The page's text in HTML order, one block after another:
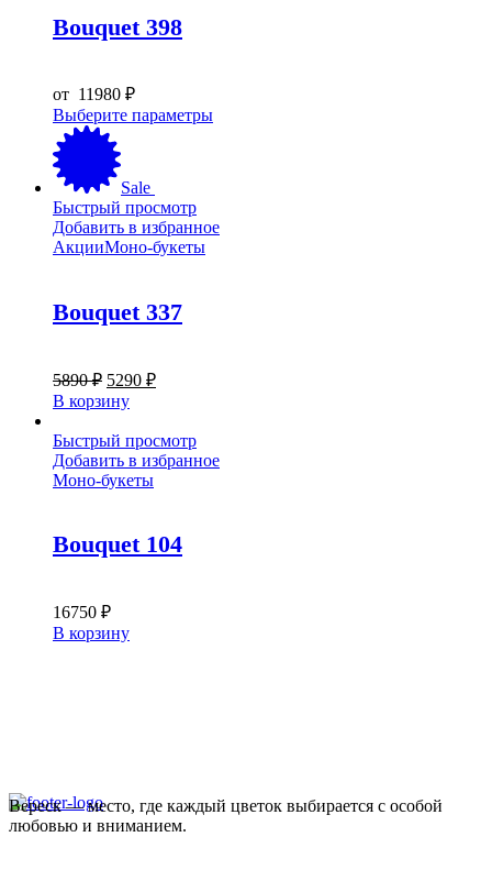
Bouquet 398
от 11980 ₽
Выберите параметрыЭтот
можно
Sale
Быстрый просмотр
Добавить в избранное
АкцииМоно-букеты
Bouquet 337
5890₽ Первоначальная
цена
составляла
5890 ₽.
5290 ₽Текущая
В корзину
Быстрый просмотр
Добавить в избранное
Моно-букеты
Bouquet 104
16750 ₽
В корзину
Вереск — место, где каждый цветок выбирается с особой
любовью и вниманием.